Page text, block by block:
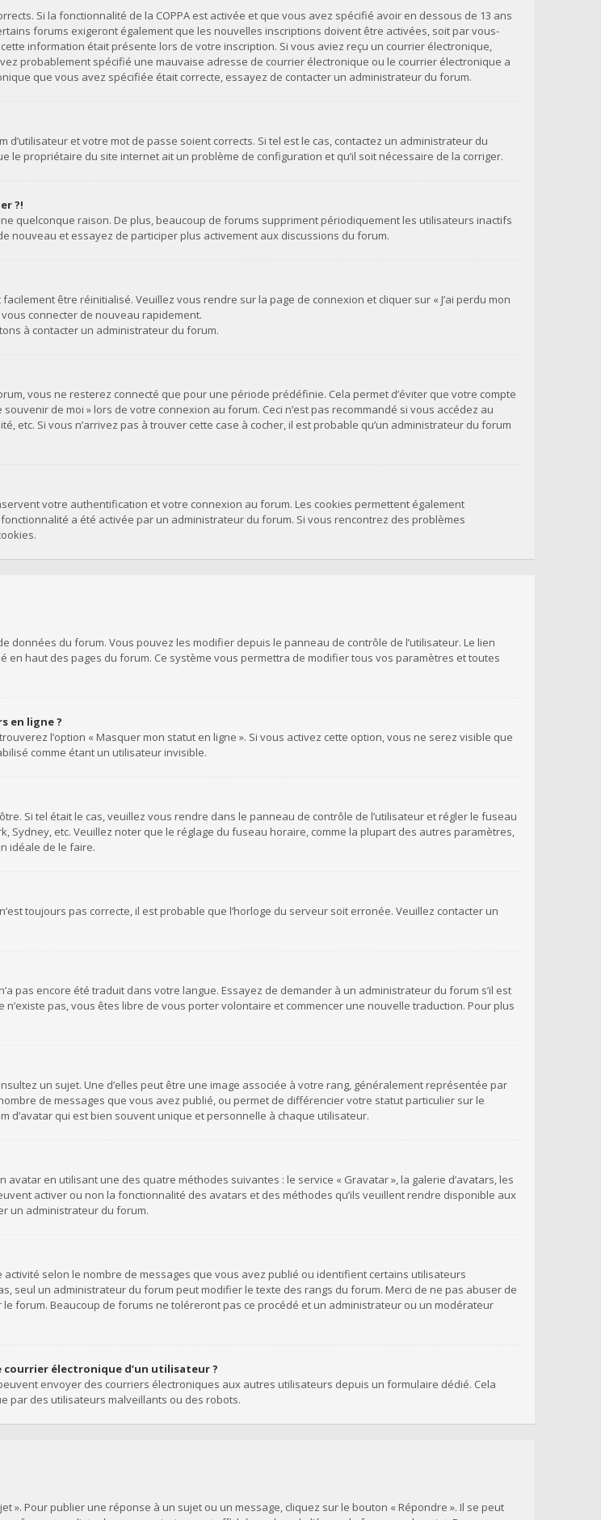
Si la fonctionnalité de la COPPA est activée et que vous avez spécifié avoir en dessous de 13 ans
forums exigeront également que les nouvelles inscriptions doivent être activées, soit par vous-
information était présente lors de votre inscription. Si vous aviez reçu un courrier électronique,
probablement spécifié une mauvaise adresse de courrier électronique ou le courrier électronique a
que vous avez spécifiée était correcte, essayez de contacter un administrateur du forum.
et votre mot de passe soient corrects. Si tel est le cas, contactez un administrateur du
propriétaire du site internet ait un problème de configuration et qu’il soit nécessaire de la corriger.
?!
quelconque raison. De plus, beaucoup de forums suppriment périodiquement les utilisateurs inactifs
nouveau et essayez de participer plus activement aux discussions du forum.
être réinitialisé. Veuillez vous rendre sur la page de connexion et cliquer sur « J’ai perdu mon
connecter de nouveau rapidement.
à contacter un administrateur du forum.
vous ne resterez connecté que pour une période prédéfinie. Cela permet d’éviter que votre compte
de moi » lors de votre connexion au forum. Ceci n’est pas recommandé si vous accédez au
etc. Si vous n’arrivez pas à trouver cette case à cocher, il est probable qu’un administrateur du forum
votre authentification et votre connexion au forum. Les cookies permettent également
a été activée par un administrateur du forum. Si vous rencontrez des problèmes
du forum. Vous pouvez les modifier depuis le panneau de contrôle de l’utilisateur. Le lien
haut des pages du forum. Ce système vous permettra de modifier tous vos paramètres et toutes
en ligne ?
l’option « Masquer mon statut en ligne ». Si vous activez cette option, vous ne serez visible que
comme étant un utilisateur invisible.
Si tel était le cas, veuillez vous rendre dans le panneau de contrôle de l’utilisateur et régler le fuseau
Sydney, etc. Veuillez noter que le réglage du fuseau horaire, comme la plupart des autres paramètres,
idéale de le faire.
toujours pas correcte, il est probable que l’horloge du serveur soit erronée. Veuillez contacter un
pas encore été traduit dans votre langue. Essayez de demander à un administrateur du forum s’il est
pas, vous êtes libre de vous porter volontaire et commencer une nouvelle traduction. Pour plus
un sujet. Une d’elles peut être une image associée à votre rang, généralement représentée par
de messages que vous avez publié, ou permet de différencier votre statut particulier sur le
d’avatar qui est bien souvent unique et personnelle à chaque utilisateur.
en utilisant une des quatre méthodes suivantes : le service « Gravatar », la galerie d’avatars, les
activer ou non la fonctionnalité des avatars et des méthodes qu’ils veuillent rendre disponible aux
un administrateur du forum.
selon le nombre de messages que vous avez publié ou identifient certains utilisateurs
seul un administrateur du forum peut modifier le texte des rangs du forum. Merci de ne pas abuser de
forum. Beaucoup de forums ne toléreront pas ce procédé et un administrateur ou un modérateur
courrier électronique d’un utilisateur ?
envoyer des courriers électroniques aux autres utilisateurs depuis un formulaire dédié. Cela
par des utilisateurs malveillants ou des robots.
Pour publier une réponse à un sujet ou un message, cliquez sur le bouton « Répondre ». Il se peut